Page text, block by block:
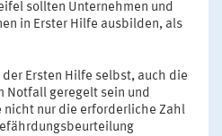
sollten Unternehmen und
in Erster Hilfe ausbilden, als
Ersten Hilfe selbst, auch die
Notfall geregelt sein und
nur die erforderliche Zahl